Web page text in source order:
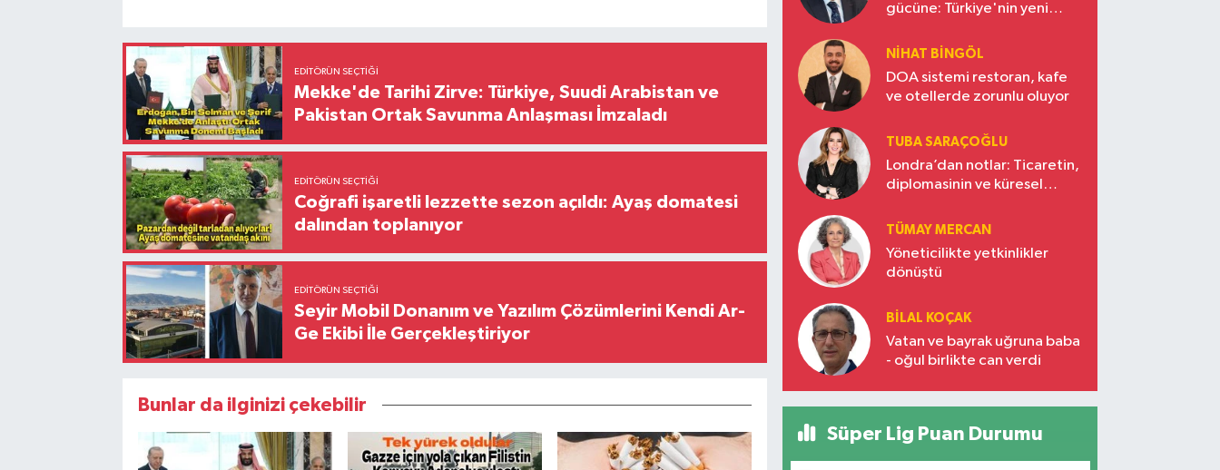
EDITÖRÜN SEÇTIĞI
Mekke'de Tarihi Zirve: Türkiye, Suudi Arabistan ve
Pakistan Ortak Savunma Anlaşması İmzaladı
EDITÖRÜN SEÇTIĞI
Coğrafi işaretli lezzette sezon açıldı: Ayaş domatesi
dalından toplanıyor
EDITÖRÜN SEÇTIĞI
Seyir Mobil Donanım ve Yazılım Çözümlerini Kendi Ar-
Ge Ekibi İle Gerçekleştiriyor
Bunlar da ilginizi çekebilir
gücüne: Türkiye'nin yeni
NIHAT BINGÖL
DOA sistemi restoran, kafe
ve otellerde zorunlu oluyor
TUBA SARAÇOĞLU
Londra’dan notlar: Ticaretin,
diplomasinin ve küresel
Türkiye’nin yükselen gücü
TÜMAY MERCAN
Yöneticilikte yetkinlikler
dönüştü
BILAL KOÇAK
Vatan ve bayrak uğruna baba
- oğul birlikte can verdi
Süper Lig Puan Durumu